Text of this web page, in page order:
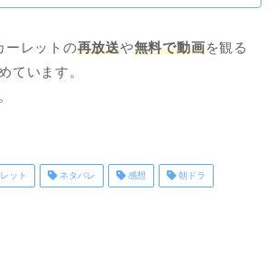
ーレットの再放送や無料で動画を観る
ています。
ット ネタバレ 感想 朝ドラ